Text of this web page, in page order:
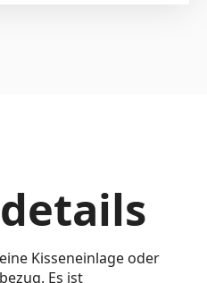
Kisseneinlage oder
Es ist